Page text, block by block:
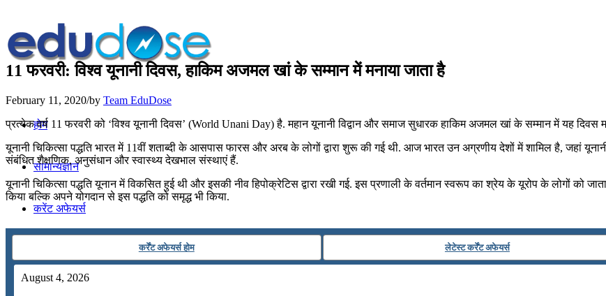
होम
सामान्यज्ञान
करेंट अफेयर्स
11 फरवरी: विश्‍व यूनानी दिवस, हाकिम अजमल खां के सम्‍मान में मनाया जाता है
February 11, 2020/by Team EduDose
प्रत्येक वर्ष 11 फरवरी को ‘विश्‍व यूनानी दिवस’ (World Unani Day) है. महान यूनानी विद्वान और समाज सुधारक हाकिम अजमल खां के सम्‍मान में यह दिवस
यूनानी चिकित्सा पद्धति भारत में 11वीं शताब्दी के आसपास फारस और अरब के लोगों द्वारा शुरू की गई थी. आज भारत उन अग्रणीय देशों में शामिल है, जहां
संबंधित शैक्षणिक, अनुसंधान और स्वास्थ्य देखभाल संस्थाएं हैं.
यूनानी चिकित्सा पद्धति यूनान में विकसित हुई थी और इसकी नीव हिपोक्रेटिस द्वारा रखी गई. इस प्रणाली के वर्तमान स्वरूप का श्रेय के यूरोप के लोगों को
किया बल्कि अपने योगदान से इस पद्धति को समृद्ध भी किया.
कर्रेंट अफेयर्स होम लेटेस्ट कर्रेंट अफेयर्स
August 4, 2026